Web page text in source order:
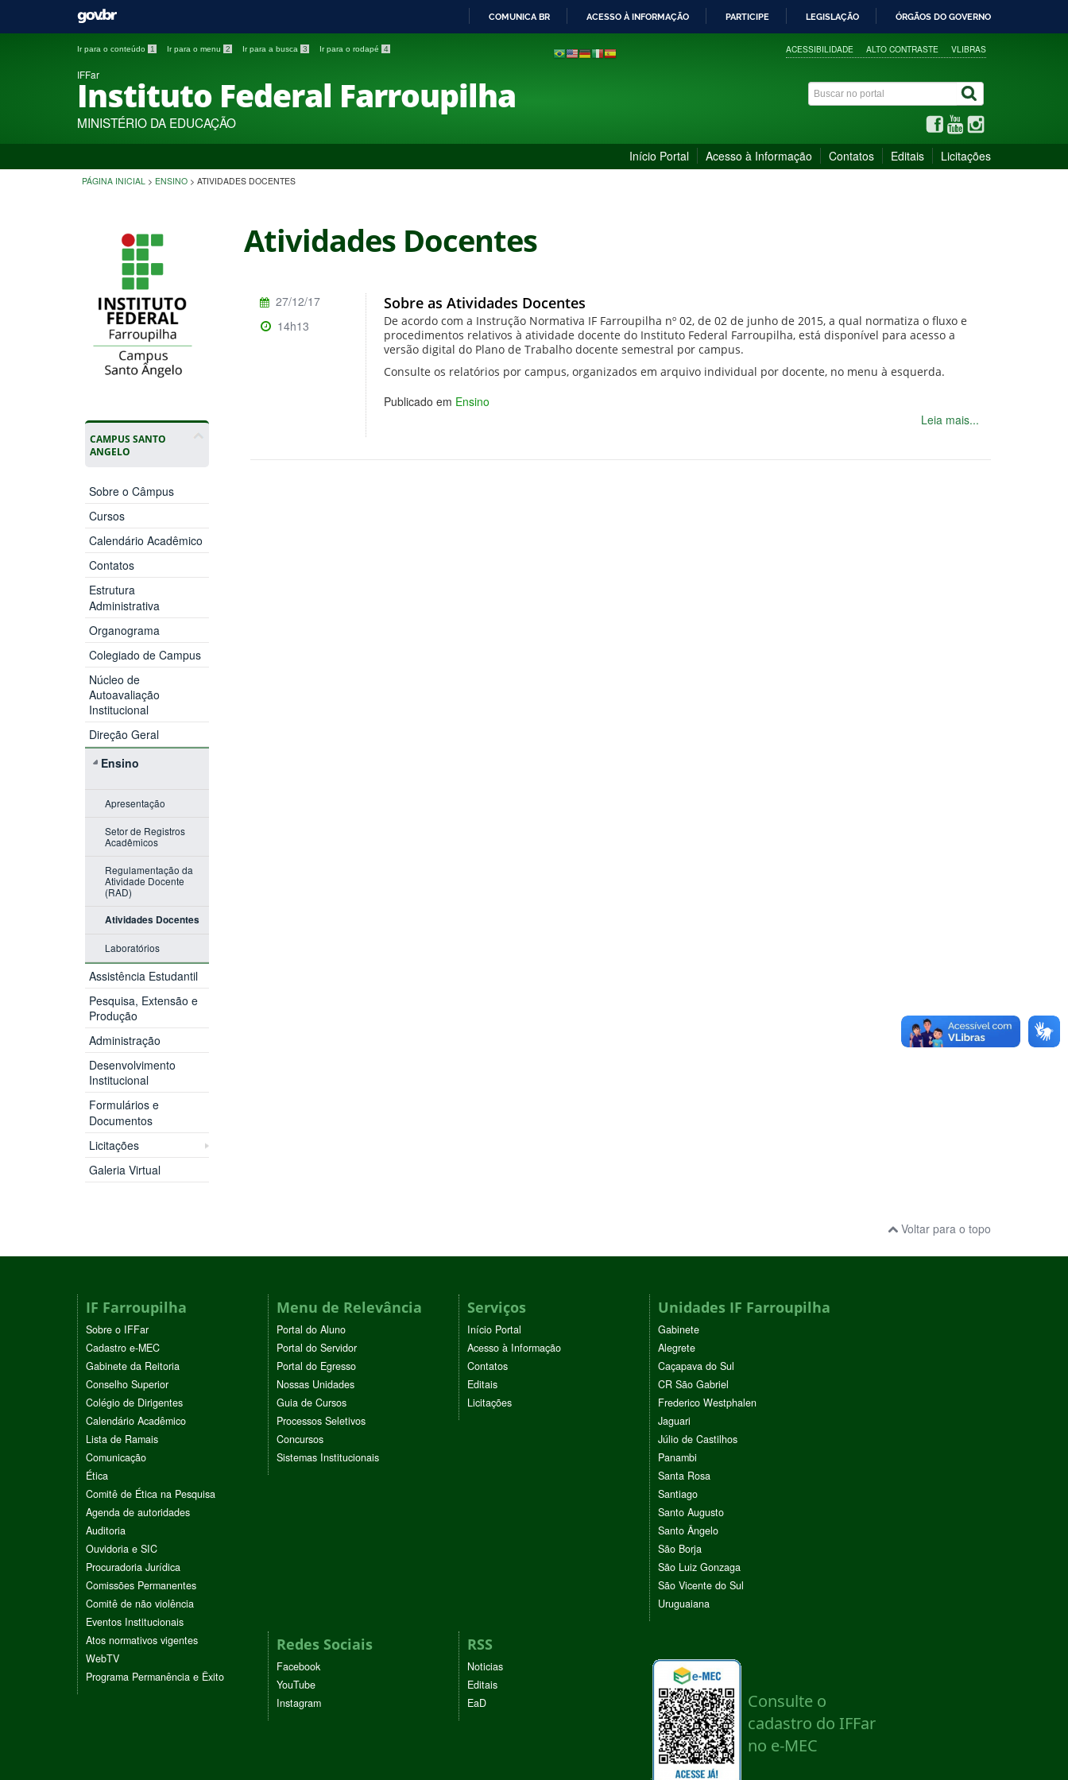
PARA
COMUNICA BR ACESSO À INFORMAÇÃO PARTICIPE LEGISLAÇÃO ÓRGÃOS DO GOVERNO
Ir para o conteúdo 1 Ir para o menu 2 Ir para a busca 3 Ir para o rodapé 4 ACESSIBILIDADE ALTO CONTRASTE VLIBRAS
IFFar
Instituto Federal Farroupilha
MINISTÉRIO DA EDUCAÇÃO
Início Portal Acesso à Informação Contatos Editais Licitações
PÁGINA INICIAL > ENSINO > ATIVIDADES DOCENTES
CAMPUS SANTO
ANGELO
Sobre o Câmpus
Cursos
Calendário Acadêmico
Contatos
Estrutura
Administrativa
Organograma
Colegiado de Campus
Núcleo de
Autoavaliação
Institucional
Direção Geral
Ensino
Apresentação
Setor de Registros
Acadêmicos
Regulamentação da
Atividade Docente
(RAD)
Atividades Docentes
Laboratórios
Assistência Estudantil
Pesquisa, Extensão e
Produção
Administração
Desenvolvimento
Institucional
Formulários e
Documentos
Licitações
Galeria Virtual
Atividades Docentes
Sobre as Atividades Docentes
De acordo com a Instrução Normativa IF Farroupilha nº 02, de 02 de junho de 2015, a qual normatiza o fluxo e
procedimentos relativos à atividade docente do Instituto Federal Farroupilha, está disponível para acesso a
versão digital do Plano de Trabalho docente semestral por campus.
Consulte os relatórios por campus, organizados em arquivo individual por docente, no menu à esquerda.
Publicado em Ensino
Leia mais...
27/12/17
14h13
Voltar para o topo
IF Farroupilha
Sobre o IFFar
Cadastro e-MEC
Gabinete da Reitoria
Conselho Superior
Colégio de Dirigentes
Calendário Acadêmico
Lista de Ramais
Comunicação
Ética
Comitê de Ética na Pesquisa
Agenda de autoridades
Auditoria
Ouvidoria e SIC
Procuradoria Jurídica
Comissões Permanentes
Comitê de não violência
Eventos Institucionais
Atos normativos vigentes
WebTV
Programa Permanência e Êxito
Menu de Relevância
Portal do Aluno
Portal do Servidor
Portal do Egresso
Nossas Unidades
Guia de Cursos
Processos Seletivos
Concursos
Sistemas Institucionais
Serviços
Início Portal
Acesso à Informação
Contatos
Editais
Licitações
Unidades IF Farroupilha
Gabinete
Alegrete
Caçapava do Sul
CR São Gabriel
Frederico Westphalen
Jaguari
Júlio de Castilhos
Panambi
Santa Rosa
Santiago
Santo Augusto
Santo Ângelo
São Borja
São Luiz Gonzaga
São Vicente do Sul
Uruguaiana
Redes Sociais
Facebook
YouTube
Instagram
RSS
Noticias
Editais
EaD